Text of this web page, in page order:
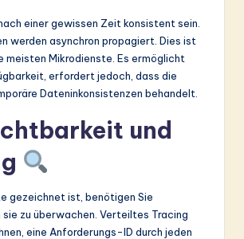
einer gewissen Zeit konsistent sein.
werden asynchron propagiert. Dies ist
meisten Mikrodienste. Es ermöglicht
erfordert jedoch, dass die
Dateninkonsistenzen behandelt.
und
gezeichnet ist, benötigen Sie
sie zu überwachen. Verteiltes Tracing
eine Anforderungs-ID durch jeden